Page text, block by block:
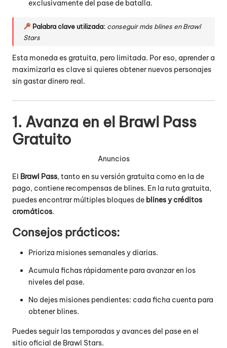
exclusivamente del pase de batalla.
Palabra clave utilizada: conseguir más blines en Brawl
Stars
Esta moneda es gratuita, pero limitada. Por eso, aprender a
maximizarla es clave si quieres obtener nuevos personajes
sin gastar dinero real.
1. Avanza en el Brawl Pass
Gratuito
Anuncios
El Brawl Pass, tanto en su versión gratuita como en la de
pago, contiene recompensas de blines. En la ruta gratuita,
puedes encontrar múltiples bloques de blines y créditos
cromáticos.
Consejos prácticos:
Prioriza misiones semanales y diarias.
Acumula fichas rápidamente para avanzar en los
niveles del pase.
No dejes misiones pendientes: cada ficha cuenta para
obtener blines.
Puedes seguir las temporadas y avances del pase en el
sitio oficial de Brawl Stars.